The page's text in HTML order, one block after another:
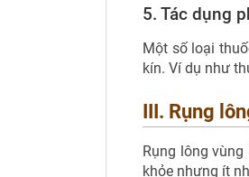
5. Tác dụng
Một số loại
kín. Ví dụ như
III. Rụng
Rụng lông
khỏe nhưng ít